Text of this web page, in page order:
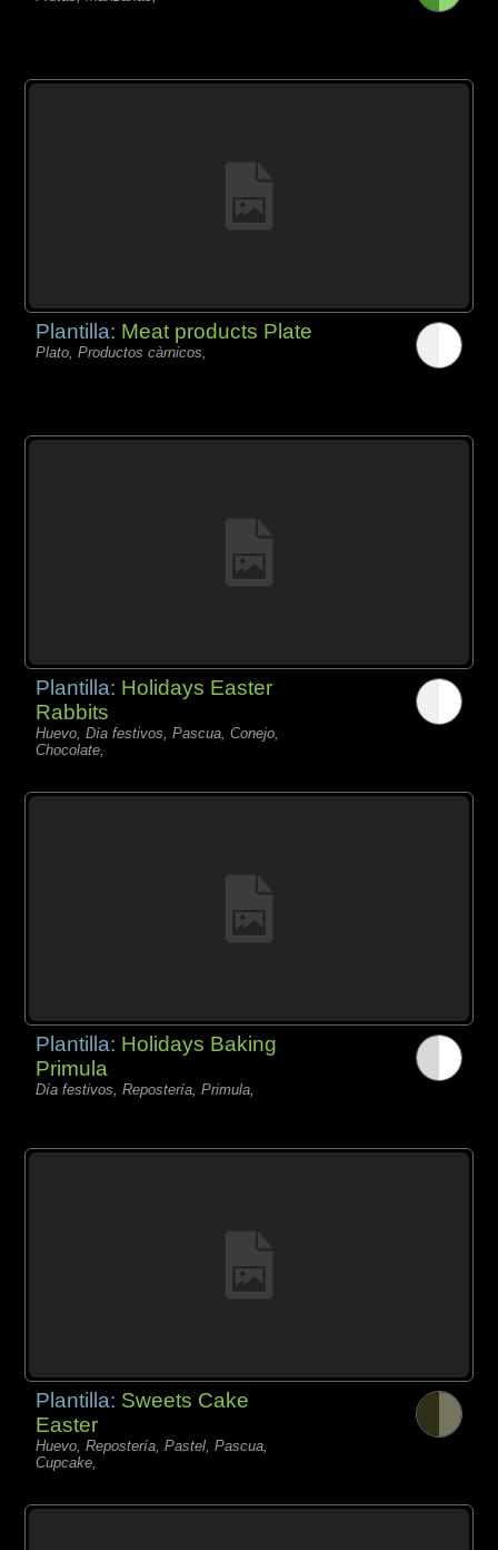
Plantilla: Meat products Plate
Plato, Productos càrnicos,
Plantilla: Holidays Easter
Rabbits
Huevo, Día festivos, Pascua, Conejo,
Chocolate,
Plantilla: Holidays Baking
Primula
Día festivos, Repostería, Primula,
Plantilla: Sweets Cake
Easter
Huevo, Repostería, Pastel, Pascua,
Cupcake,